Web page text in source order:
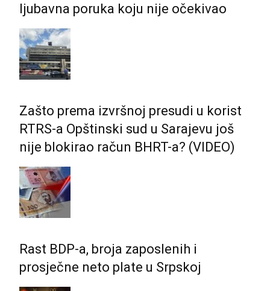
ljubavna poruka koju nije očekivao
Zašto prema izvršnoj presudi u korist
RTRS-a Opštinski sud u Sarajevu još
nije blokirao račun BHRT-a? (VIDEO)
Rast BDP-a, broja zaposlenih i
prosječne neto plate u Srpskoj